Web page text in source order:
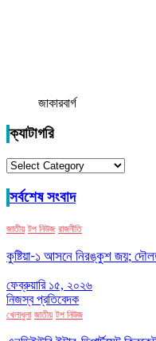
জাকারবার্গ
ক্যাটাগরি
ক্যাটাগরি
সর্বশেষ সংবাদ
জাতীয় টপ নিউজ রাজনীতি
কুষ্টিয়া-১ আসনে নিরঙ্কুশ জয়;
ফেব্রুয়ারি ১৫, ২০২৬
নিজস্ব প্রতিবেদক
খেলাধুলা জাতীয় টপ নিউজ